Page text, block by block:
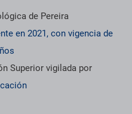
de Pereira
en 2021, con vigencia de
Superior vigilada por